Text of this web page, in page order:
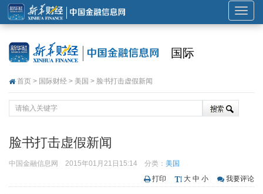
展
开
国际
首页 > 国际财经 > 美国 > 脸书打击虚假新闻
脸书打击虚假新闻
中国金融信息网 2015年01月21日15:14 分类： 美国
打印
大 中 小 我要评论